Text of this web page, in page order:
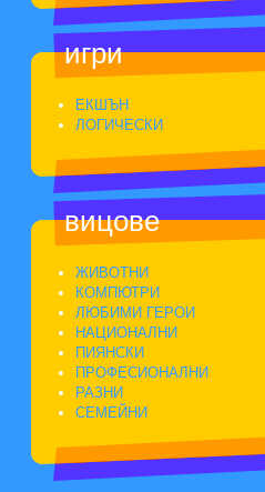
игри
ЕКШЪН
ЛОГИЧЕСКИ
вицове
ЖИВОТНИ
КОМПЮТРИ
ЛЮБИМИ ГЕРОИ
НАЦИОНАЛНИ
ПИЯНСКИ
ПРОФЕСИОНАЛНИ
РАЗНИ
СЕМЕЙНИ